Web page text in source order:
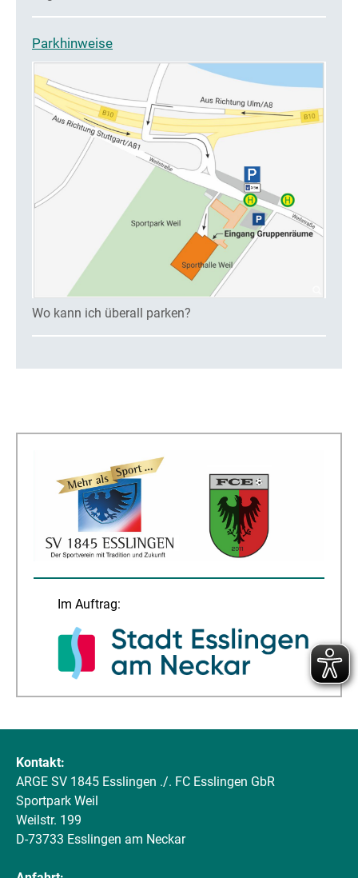
Parkhinweise
Wo kann ich überall parken?
Im Auftrag:
Kontakt:
ARGE SV 1845 Esslingen ./. FC Esslingen GbR
Sportpark Weil
Weilstr. 199
D-73733 Esslingen am Neckar